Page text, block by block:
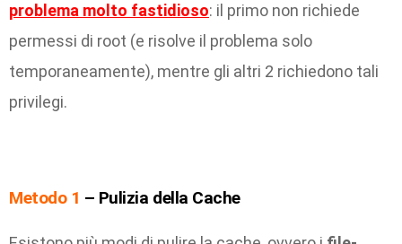
problema molto fastidioso: il primo non richiede
permessi di root (e risolve il problema solo
temporaneamente), mentre gli altri 2 richiedono tali
privilegi.
Metodo 1 – Pulizia della Cache